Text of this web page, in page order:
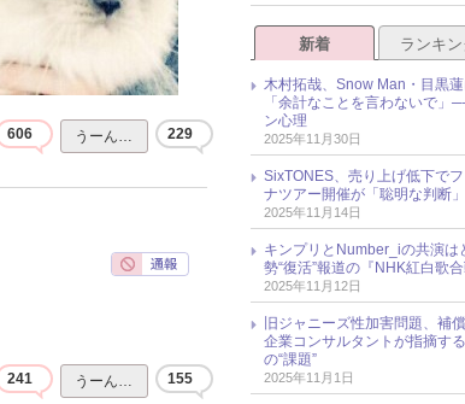
606 うーん… 229
241 うーん… 155
新着 ランキ
木村拓哉、Snow Man・目黒蓮
「余計なことを言わないで」
ン心理
2025年11月30日
SixTONES、売り上げ低下で
ナツアー開催が「聡明な判断
2025年11月14日
キンプリとNumber_iの共演
勢“復活”報道の『NHK紅白歌
2025年11月12日
旧ジャニーズ性加害問題、補
企業コンサルタントが指摘す
の“課題”
2025年11月1日